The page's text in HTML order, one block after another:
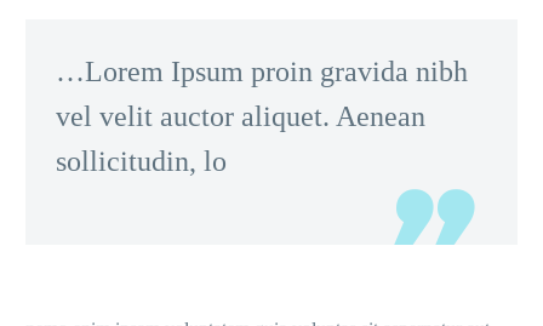
…Lorem Ipsum proin gravida nibh
vel velit auctor aliquet. Aenean
sollicitudin, lo